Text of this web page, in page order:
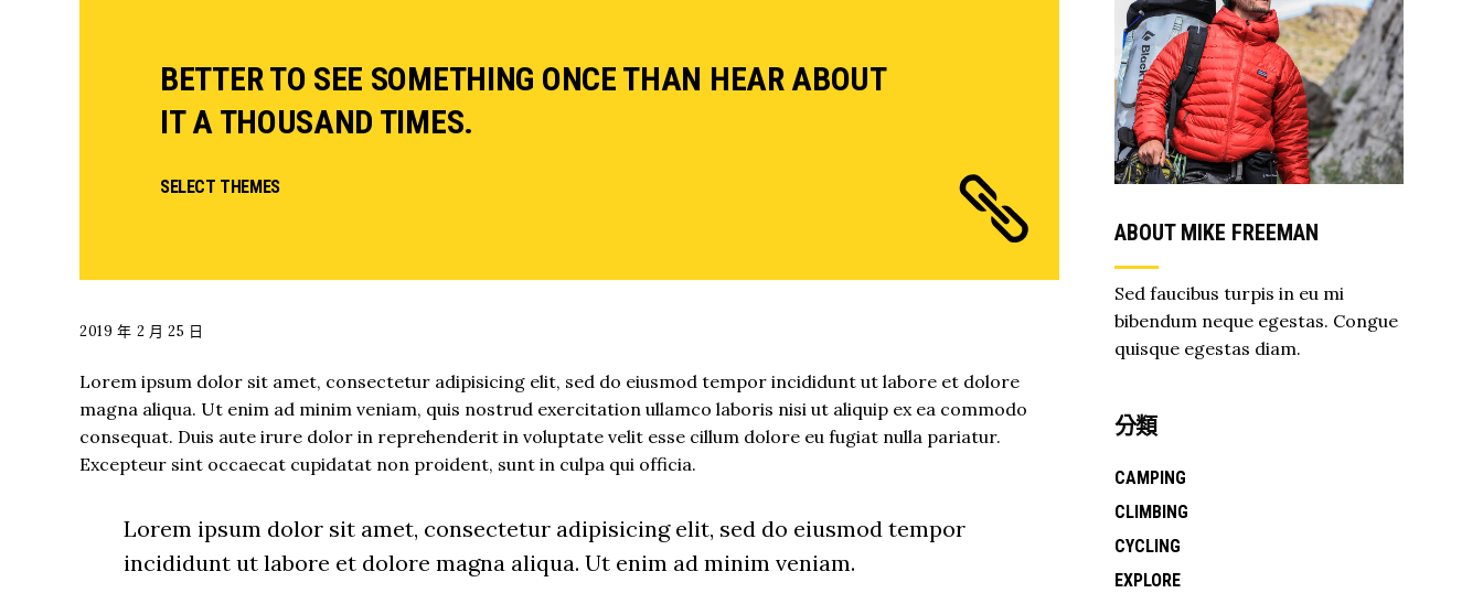
BETTER TO SEE SOMETHING ONCE THAN HEAR ABOUT
IT A THOUSAND TIMES.
SELECT THEMES
2019 年 2 月 25 日
Lorem ipsum dolor sit amet, consectetur adipisicing elit, sed do eiusmod tempor incididunt ut labore et dolore
magna aliqua. Ut enim ad minim veniam, quis nostrud exercitation ullamco laboris nisi ut aliquip ex ea commodo
consequat. Duis aute irure dolor in reprehenderit in voluptate velit esse cillum dolore eu fugiat nulla pariatur.
Excepteur sint occaecat cupidatat non proident, sunt in culpa qui officia.
Lorem ipsum dolor sit amet, consectetur adipisicing elit, sed do eiusmod tempor
incididunt ut labore et dolore magna aliqua. Ut enim ad minim veniam.
ABOUT MIKE FREEMAN
Sed faucibus turpis in eu mi
bibendum neque egestas. Congue
quisque egestas diam.
分類
CAMPING
CLIMBING
CYCLING
EXPLORE